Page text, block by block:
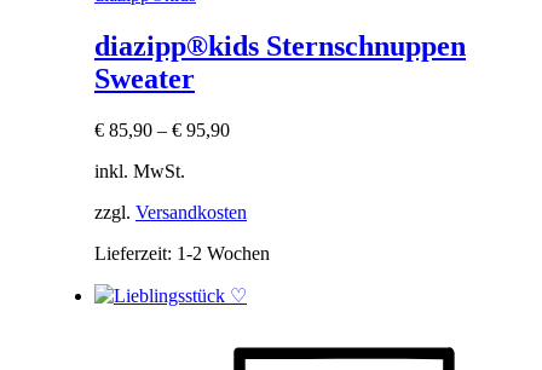
diazipp®kids Sternschnuppen
Sweater
€ 85,90 – € 95,90
inkl. MwSt.
zzgl. Versandkosten
Lieferzeit: 1-2 Wochen